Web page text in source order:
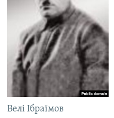
Велі Ібраїмов